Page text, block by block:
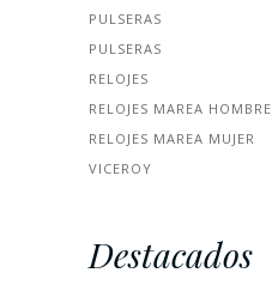
PULSERAS
PULSERAS
RELOJES
RELOJES MAREA HOMBRE
RELOJES MAREA MUJER
VICEROY
Destacados